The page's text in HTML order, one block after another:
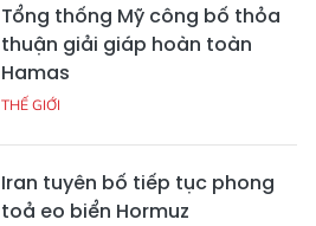
Tổng thống Mỹ công bố thỏa
thuận giải giáp hoàn toàn
Hamas
THẾ GIỚI
Iran tuyên bố tiếp tục phong
toả eo biển Hormuz